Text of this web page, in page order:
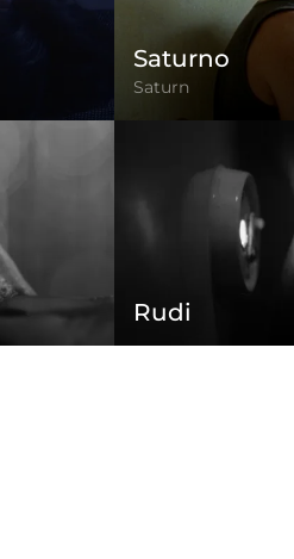
Saturno
Saturn
Rudi